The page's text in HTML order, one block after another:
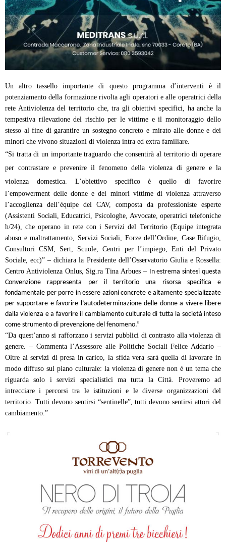
Un altro tassello importante di questo programma d’interventi è il
potenziamento della formazione rivolta agli operatori e alle operatrici della
rete Antiviolenza del territorio che, tra gli obiettivi specifici, ha anche la
tempestiva rilevazione del rischio per le vittime e il monitoraggio dello
stesso al fine di garantire un sostegno concreto e mirato alle donne e dei
minori che vivono situazioni di violenza intra ed extra familiare.
“Si tratta di un importante traguardo che consentirà al territorio di operare
per contrastare e prevenire il fenomeno della violenza di genere e la
violenza domestica. L’obiettivo specifico è quello di favorire
l’empowerment delle donne e dei minori vittime di violenza attraverso
l’accoglienza dell’équipe del CAV, composta da professioniste esperte
(Assistenti Sociali, Educatrici, Psicologhe, Avvocate, operatrici telefoniche
h/24), che operano in rete con i Servizi del Territorio (Equipe integrata
abuso e maltrattamento, Servizi Sociali, Forze dell’Ordine, Case Rifugio,
Consultori CSM, Sert, Scuole, Centri per l’impiego, Enti del Privato
Sociale, ecc)” – dichiara la Presidente dell’Osservatorio Giulia e Rossella:
Centro Antiviolenza Onlus, Sig.ra Tina Arbues – In estrema sintesi questa
Convenzione rappresenta per il territorio una risorsa specifica e
fondamentale per porre in essere azioni concrete e altamente specializzate
per supportare e favorire l’autodeterminazione delle donne a vivere libere
dalla violenza e a favorire il cambiamento culturale di tutta la società inteso
come strumento di prevenzione del fenomeno.”
“Da quest’anno si rafforzano i servizi pubblici di contrasto alla violenza di
genere. – Commenta l’Assessore alle Politiche Sociali Felice Addario –
Oltre ai servizi di presa in carico, la sfida vera sarà quella di lavorare in
modo diffuso sul piano culturale: la violenza di genere non è un tema che
riguarda solo i servizi specialistici ma tutta la Città. Proveremo ad
intrecciare i percorsi tra le istituzioni e le diverse organizzazioni del
territorio. Tutti devono sentirsi “sentinelle”, tutti devono sentirsi attori del
cambiamento.”